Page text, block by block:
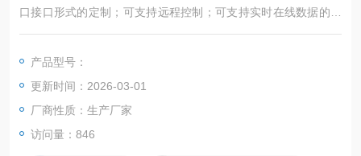
口接口形式的定制；可支持远程控制；可支持实时在线数据的读
取与保存；设备体积小，轻便，只有传统蒸气发生器体积的十分
更换。
产品型号：
更新时间：2026-03-01
厂商性质：生产厂家
访问量：846